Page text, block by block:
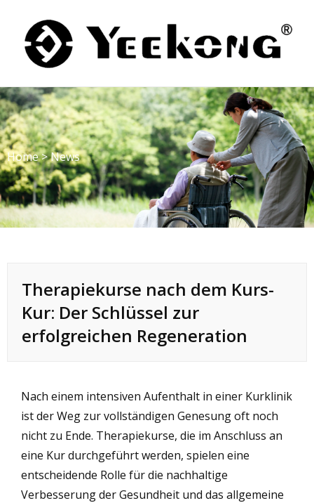
content
Home>News
Therapiekurse nach dem Kurs-
Kur: Der Schlüssel zur
erfolgreichen Regeneration
Nach einem intensiven Aufenthalt in einer Kurklinik
ist der Weg zur vollständigen Genesung oft noch
nicht zu Ende. Therapiekurse, die im Anschluss an
eine Kur durchgeführt werden, spielen eine
entscheidende Rolle für die nachhaltige
Verbesserung der Gesundheit und das allgemeine